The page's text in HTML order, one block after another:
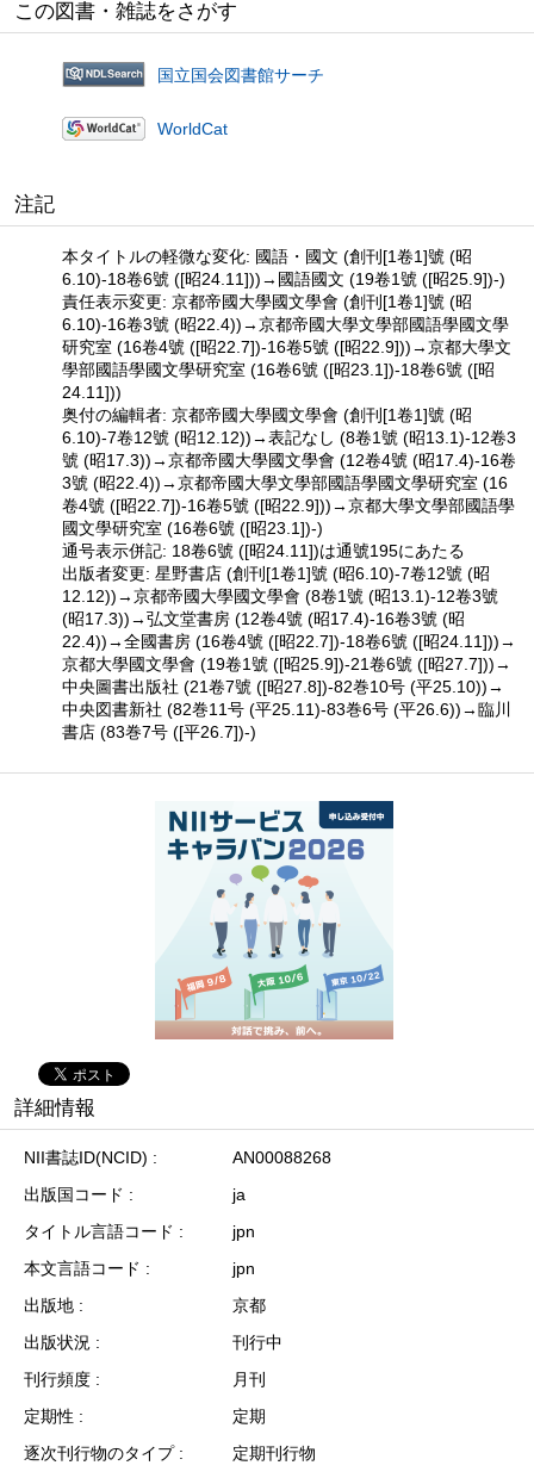
この図書・雑誌をさがす
国立国会図書館サーチ
WorldCat
注記
本タイトルの軽微な変化: 國語・國文 (創刊[1卷1]號 (昭
6.10)-18卷6號 ([昭24.11]))→國語國文 (19卷1號 ([昭25.9])-)
責任表示変更: 京都帝國大學國文學會 (創刊[1卷1]號 (昭
6.10)-16卷3號 (昭22.4))→京都帝國大學文學部國語學國文學
研究室 (16卷4號 ([昭22.7])-16卷5號 ([昭22.9]))→京都大學文
學部國語學國文學研究室 (16卷6號 ([昭23.1])-18卷6號 ([昭
24.11]))
奥付の編輯者: 京都帝國大學國文學會 (創刊[1卷1]號 (昭
6.10)-7卷12號 (昭12.12))→表記なし (8卷1號 (昭13.1)-12卷3
號 (昭17.3))→京都帝國大學國文學會 (12卷4號 (昭17.4)-16卷
3號 (昭22.4))→京都帝國大學文學部國語學國文學研究室 (16
卷4號 ([昭22.7])-16卷5號 ([昭22.9]))→京都大學文學部國語學
國文學研究室 (16卷6號 ([昭23.1])-)
通号表示併記: 18卷6號 ([昭24.11])は通號195にあたる
出版者変更: 星野書店 (創刊[1卷1]號 (昭6.10)-7卷12號 (昭
12.12))→京都帝國大學國文學會 (8卷1號 (昭13.1)-12卷3號
(昭17.3))→弘文堂書房 (12卷4號 (昭17.4)-16卷3號 (昭
22.4))→全國書房 (16卷4號 ([昭22.7])-18卷6號 ([昭24.11]))→
京都大學國文學會 (19卷1號 ([昭25.9])-21卷6號 ([昭27.7]))→
中央圖書出版社 (21卷7號 ([昭27.8])-82巻10号 (平25.10))→
中央図書新社 (82巻11号 (平25.11)-83巻6号 (平26.6))→臨川
書店 (83巻7号 ([平26.7])-)
詳細情報
NII書誌ID(NCID)
AN00088268
出版国コード
ja
タイトル言語コード
jpn
本文言語コード
jpn
出版地
京都
出版状況
刊行中
刊行頻度
月刊
定期性
定期
逐次刊行物のタイプ
定期刊行物